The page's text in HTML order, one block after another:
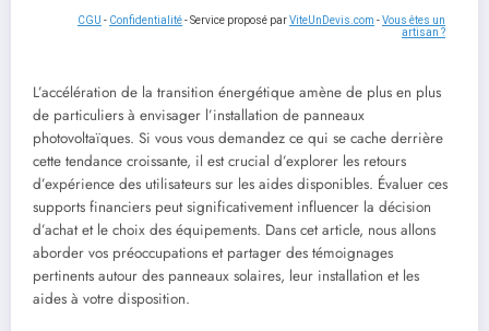
CGU - Confidentialité- Service proposé parViteUnDevis.com -Vous êtes un
artisan ?
L’accélération de la transition énergétique amène de plus en plus
de particuliers à envisager l’installation de panneaux
photovoltaïques. Si vous vous demandez ce qui se cache derrière
cette tendance croissante, il est crucial d’explorer les retours
d’expérience des utilisateurs sur les aides disponibles. Évaluer ces
supports financiers peut significativement influencer la décision
d’achat et le choix des équipements. Dans cet article, nous allons
aborder vos préoccupations et partager des témoignages
pertinents autour des panneaux solaires, leur installation et les
aides à votre disposition.